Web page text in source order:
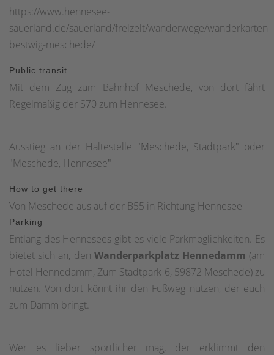
https://www.hennesee-
sauerland.de/sauerland/freizeit/wanderwege/wanderkarten-
bestwig-meschede/
Public transit
Mit dem Zug zum Bahnhof Meschede, von dort fährt
Regelmäßig der S70 zum Hennesee.
Ausstieg an der Haltestelle "Meschede, Stadtpark" oder
"Meschede, Hennesee"
How to get there
Von Meschede aus auf der B55 in Richtung Hennesee
Parking
Entlang des Hennesees gibt es viele Parkmöglichkeiten. Es
bietet sich an, den Wanderparkplatz Hennedamm (am
Hotel Hennedamm, Zum Stadtpark 6, 59872 Meschede) zu
nutzen. Von dort könnt ihr den Fußweg nutzen, der euch
zum Damm bringt.
Wer es lieber sportlicher mag, der erklimmt den